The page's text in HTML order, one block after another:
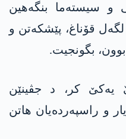
و سیستەما بنگەھین
قۆناغ، پێشکەتن و
بگونجیت.
یەکێ کر، د جڤینێن
و راسپەردەیان ھاتن